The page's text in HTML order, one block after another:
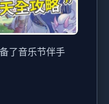
了音乐节伴手